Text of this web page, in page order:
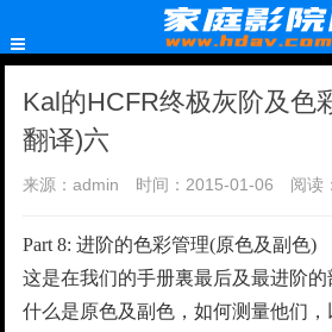
Kal的HCFR终极灰阶及色
翻译)六
来源：admin 时间：2015-01-06 阅读：
Part 8: 进阶的色彩管理(原色及副色)
这是在我们的手册裏最后及最进阶
什么是原色及副色，如何测量他们